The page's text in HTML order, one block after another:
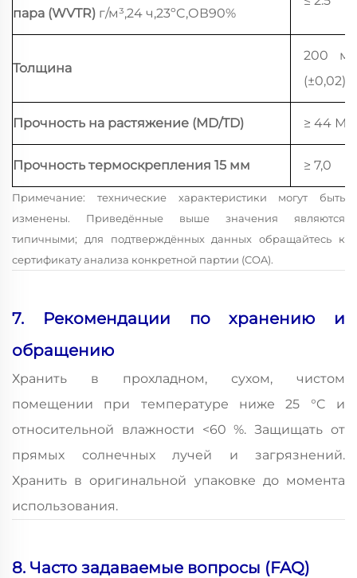
пара (WVTR) г/м³,24 ч,23ºC,ОВ90%
Толщина
200
(±0,02)
Прочность на растяжение (MD/TD) ≥ 44
Прочность термоскрепления 15 мм ≥ 7,0
Примечание: технические характеристики могут быть
изменены. Приведённые выше значения являются
типичными; для подтверждённых данных обращайтесь к
сертификату анализа конкретной партии (COA).
7. Рекомендации по хранению и
обращению
Хранить в прохладном, сухом, чистом
помещении при температуре ниже 25 °C и
относительной влажности <60 %. Защищать от
прямых солнечных лучей и загрязнений.
Хранить в оригинальной упаковке до момента
использования.
8. Часто задаваемые вопросы (FAQ)